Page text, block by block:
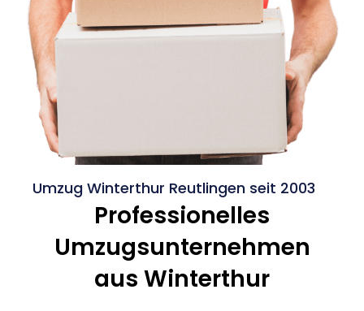
Umzug Winterthur Reutlingen seit 2003
Professionelles
Umzugsunternehmen
aus Winterthur